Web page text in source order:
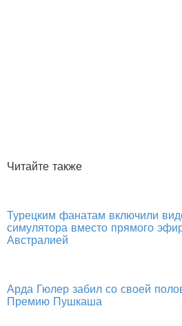
Читайте также
Турецким фанатам включили
симулятора вместо прямого
Австралией
Арда Гюлер забил со своей
Премию Пушкаша